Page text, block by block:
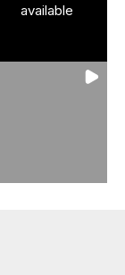
available